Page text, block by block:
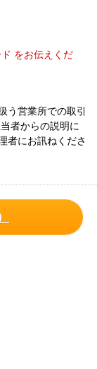
をお伝えくだ
う営業所での取引
者からの説明に
者にお訊ねくださ